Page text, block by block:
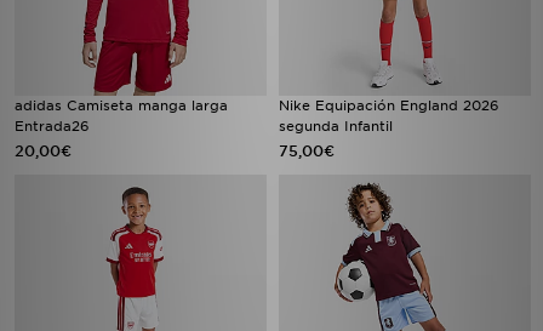
adidas Camiseta manga larga
Entrada26
20,00€
Nike Equipación England 2026
segunda Infantil
75,00€